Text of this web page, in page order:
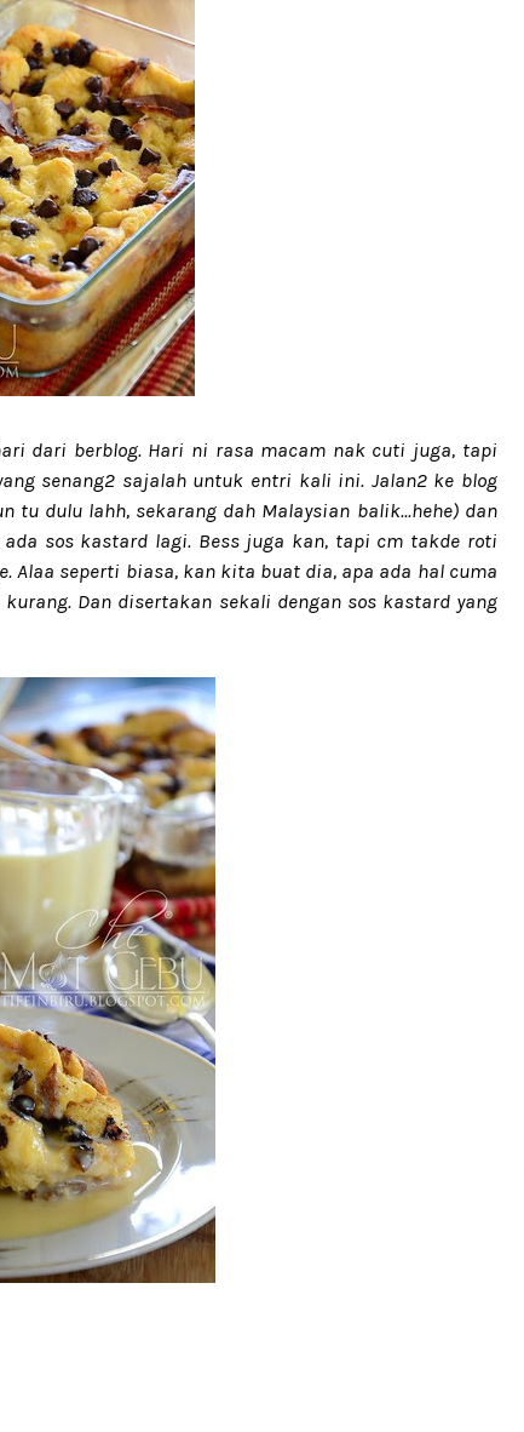
dari berblog. Hari ni rasa macam nak cuti juga, tapi
senang2 sajalah untuk entri kali ini. Jalan2 ke blog
tu dulu lahh, sekarang dah Malaysian balik...hehe) dan
sos kastard lagi. Bess juga kan, tapi cm takde roti
Alaa seperti biasa, kan kita buat dia, apa ada hal cuma
Dan disertakan sekali dengan sos kastard yang